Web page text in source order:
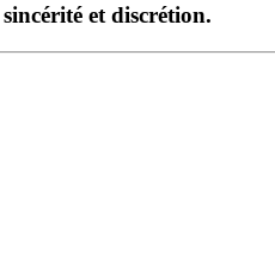
et discrétion.